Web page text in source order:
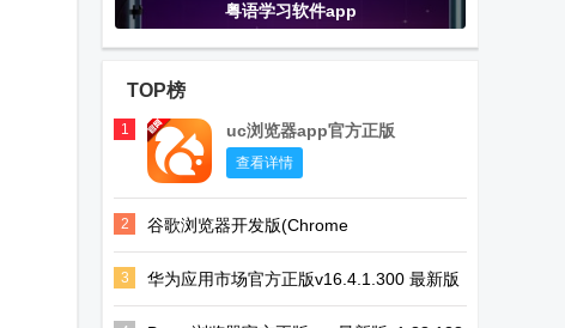
粤语学习软件app
TOP榜
1 uc浏览器app官方正版
查看详情
2
谷歌浏览器开发版(Chrome
Dev)v149.0.7815.0 安卓最新版
3 华为应用市场官方正版v16.4.1.300 最新版